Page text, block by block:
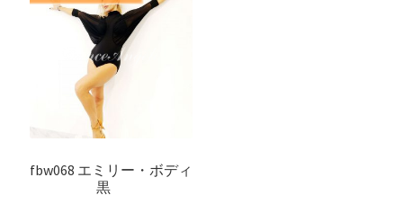
fbw068 エミリー・ボディ
黒